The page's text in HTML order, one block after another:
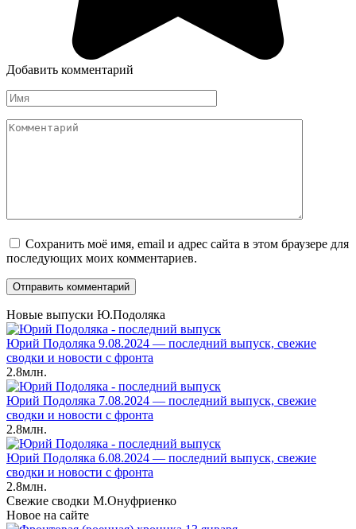
Добавить комментарий
Имя
*
Комментарий
Сохранить моё имя, email и адрес сайта в этом браузере для
последующих моих комментариев.
Новые выпуски Ю.Подоляка
Юрий Подоляка 9.08.2024 — последний выпуск, свежие
сводки и новости с фронта
2.8млн.
Юрий Подоляка 7.08.2024 — последний выпуск, свежие
сводки и новости с фронта
2.8млн.
Юрий Подоляка 6.08.2024 — последний выпуск, свежие
сводки и новости с фронта
2.8млн.
Свежие сводки М.Онуфриенко
Новое на сайте